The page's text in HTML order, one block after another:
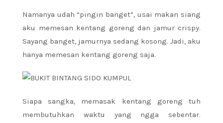
Namanya udah “pingin banget”, usai makan siang
aku memesan kentang goreng dan jamur crispy.
Sayang banget, jamurnya sedang kosong. Jadi, aku
hanya memesan kentang goreng saja.
Siapa sangka, memasak kentang goreng tuh
membutuhkan waktu yang ngga sebentar.